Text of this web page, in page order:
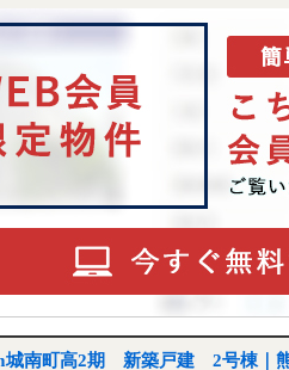
城南町高2期 新築戸建 2号棟｜